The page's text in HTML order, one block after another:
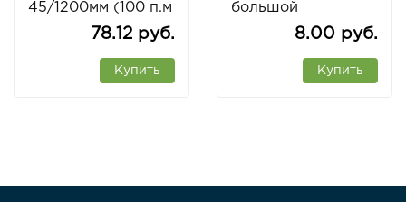
45/1200мм (100 п.м
78.12 руб.
Купить
большой
усиленный
8.00 руб.
Купить